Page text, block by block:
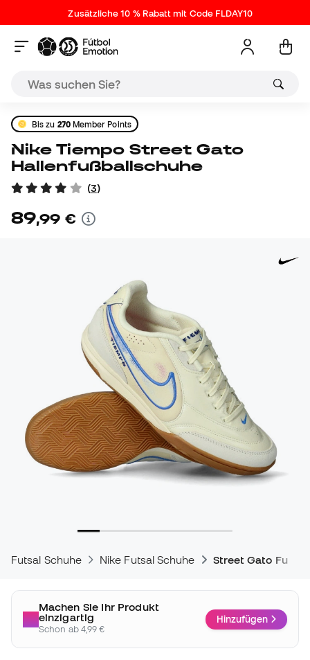
Zusätzliche 10 % Rabatt mit Code FLDAY10
Bis zu 270Member Points
Nike Tiempo Street Gato
Hallenfußballschuhe
(3)
89,99 €
Futsal Schuhe Nike Futsal Schuhe Street Gato Futsal
Machen Sie Ihr Produkt
einzigartig
Schon ab 4,99 €
Hinzufügen